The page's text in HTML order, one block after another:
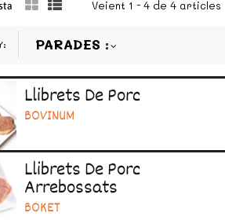
Veient 1 - 4 de 4 articles
PARADES
Llibrets De Porc
BOVINUM
Llibrets De Porc
Arrebossats
BOKET